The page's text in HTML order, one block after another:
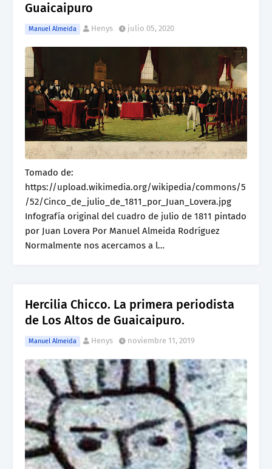
Guaicaipuro
Manuel Almeida Henys julio 05, 2020
Tomado de:
https://upload.wikimedia.org/wikipedia/commons/5
/52/Cinco_de_julio_de_1811_por_Juan_Lovera.jpg
Infografía original del cuadro de julio de 1811 pintado
por Juan Lovera Por Manuel Almeida Rodríguez
Normalmente nos acercamos a l…
Hercilia Chicco. La primera periodista
de Los Altos de Guaicaipuro.
Manuel Almeida Henys noviembre 11, 2019